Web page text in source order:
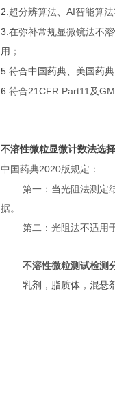
2. 超分辨算法、 AI智能算
3. 在弥补常规显微镜法不
用；
5. 符合中国药典、美国药
6. 符合21CFR Part11 及
不溶性微粒显微计数法选
中国药典2020版规定：
第一：当光阻法测定
据。
第二：光阻法不适用
不溶性微粒测试检测
乳剂，脂质体，混悬